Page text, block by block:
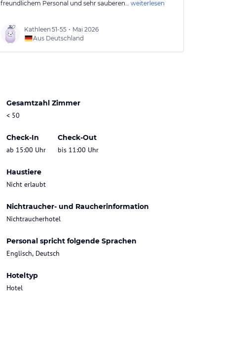
freundlichem Personal und sehr sauberen… weiterlesen
Kathleen 51-55 • Mai 2026
Aus Deutschland
Gesamtzahl Zimmer
< 50
Check-In
ab 15:00 Uhr
Check-Out
bis 11:00 Uhr
Haustiere
Nicht erlaubt
Nichtraucher- und Raucherinformation
Nichtraucherhotel
Personal spricht folgende Sprachen
Englisch, Deutsch
Hoteltyp
Hotel